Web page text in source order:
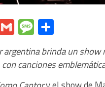
GmailMessage
argentina brinda un
canciones